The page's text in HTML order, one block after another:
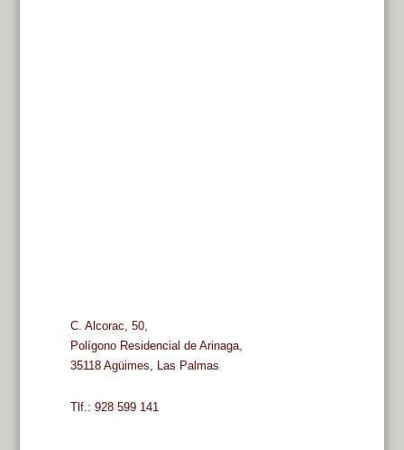
C. Alcorac, 50,
Polígono Residencial de Arinaga,
35118 Agüimes, Las Palmas
Tlf.: 928 599 141